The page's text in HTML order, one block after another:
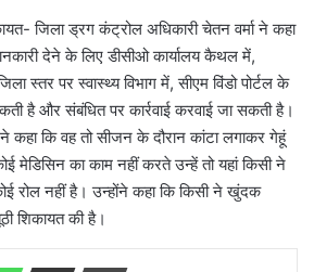
जिला ड्रग कंट्रोल अधिकारी चेतन वर्मा ने कहा
देने के लिए डीसीओ कार्यालय कैथल में,
स्तर पर स्वास्थ्य विभाग में, सीएम विंडो पोर्टल के
है और संबंधित पर कार्रवाई करवाई जा सकती है।
कहा कि वह तो सीजन के दौरान कांटा लगाकर गेहूं
मेडिसिन का काम नहीं करते उन्हें तो यहां किसी ने
रोल नहीं है। उन्होंने कहा कि किसी ने खुंदक
शिकायत की है।